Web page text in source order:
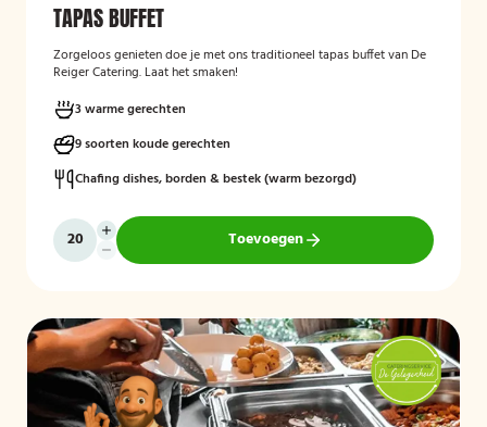
TAPAS BUFFET
Zorgeloos genieten doe je met ons traditioneel tapas buffet van De
Reiger Catering. Laat het smaken!
3 warme gerechten
9 soorten koude gerechten
Chafing dishes, borden & bestek (warm bezorgd)
Toevoegen